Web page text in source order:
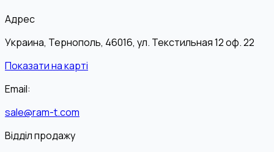
Адрес
Украина, Тернополь, 46016, ул. Текстильная 12 оф. 22
Показати на карті
Email:
sale@ram-t.com
Відділ продажу